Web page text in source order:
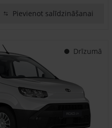
Pievienot salīdzināšanai
Drīzumā